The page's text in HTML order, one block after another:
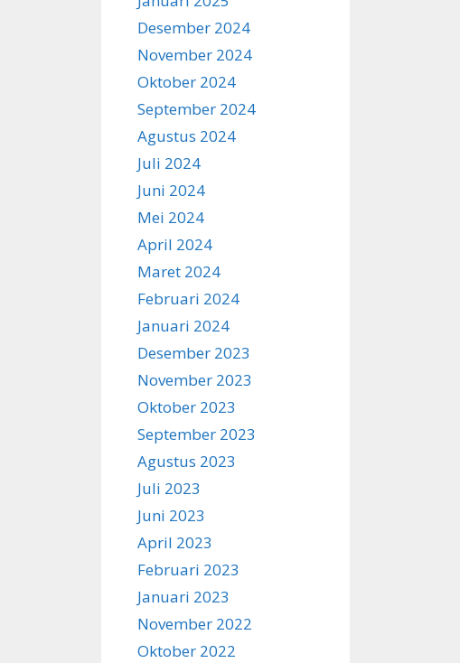
Desember 2024
November 2024
Oktober 2024
September 2024
Agustus 2024
Juli 2024
Juni 2024
Mei 2024
April 2024
Maret 2024
Februari 2024
Januari 2024
Desember 2023
November 2023
Oktober 2023
September 2023
Agustus 2023
Juli 2023
Juni 2023
April 2023
Februari 2023
Januari 2023
November 2022
Oktober 2022